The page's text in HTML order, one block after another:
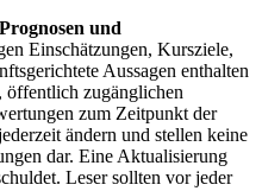
und
Einschätzungen, Kursziele,
Aussagen enthalten
öffentlich zugänglichen
zum Zeitpunkt der
ändern und stellen keine
dar. Eine Aktualisierung
Leser sollten vor jeder